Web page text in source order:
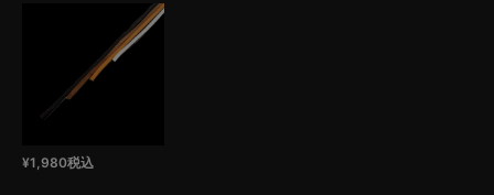
¥1,980税込